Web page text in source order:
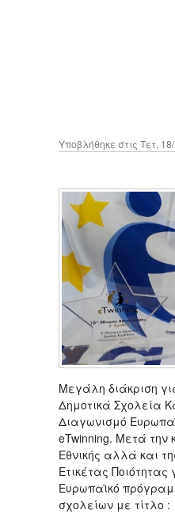
Υποβλήθηκε στις Τετ,
Μεγάλη διάκριση
Δημοτικά Σχολεία
Διαγωνισμό
eTwinning. Μετά την
Εθνικής αλλά και
Ετικέτας Ποιότητας
Ευρωπαϊκό
σχολείων με τίτλο :